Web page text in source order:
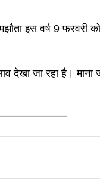
इस वर्ष 9 फरवरी
देखा जा रहा है। माना